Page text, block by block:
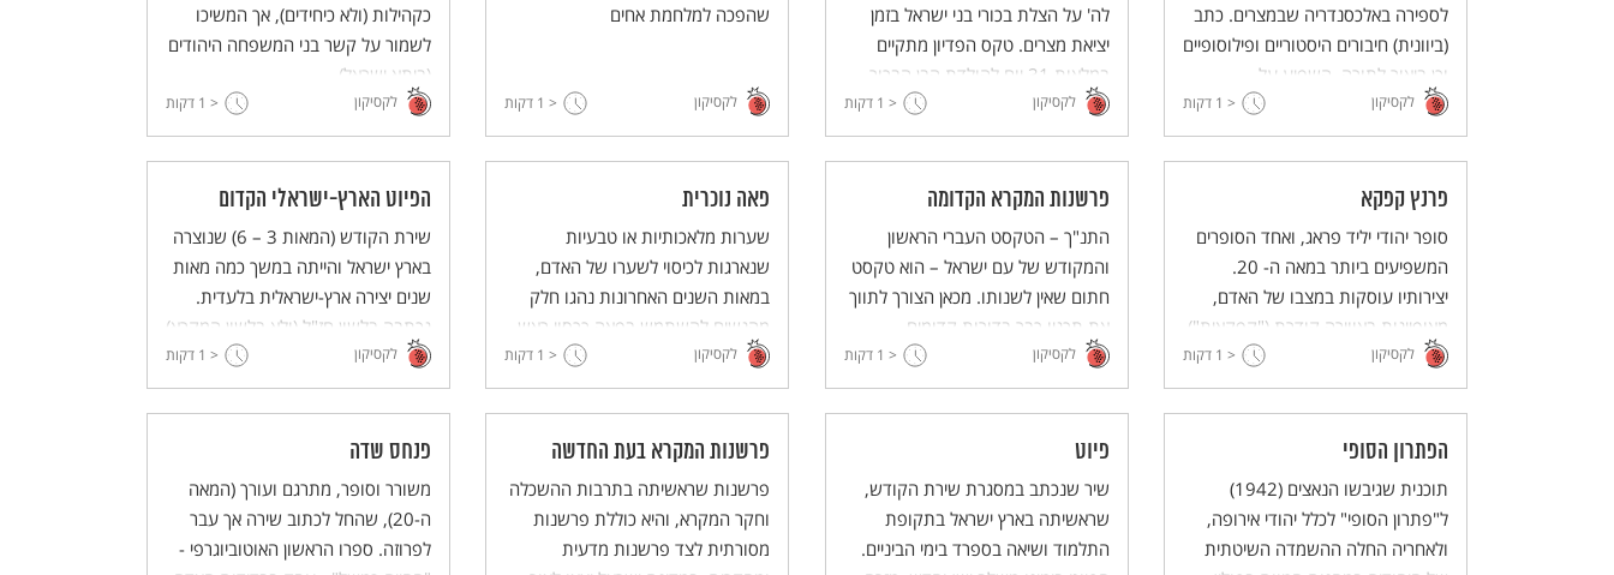
לספירה באלכסנדריה שבמצרים. כתב
(ביוונית) חיבורים היסטוריים ופילוסופיים
וכן ביאור לתורה. השפיע על
התפתחות הפילוסופיה והקבלה
היהודית בימי הביניים.
לקסיקון < 1 דקות
לה' על הצלת בכורי בני ישראל בזמן
יציאת מצרים. טקס הפדיון מתקיים
במלאות 31 יום להולדת הבן הבכור,
ובו פודים את הבן באמצעות תשלום
סמלי לכוהן.
לקסיקון < 1 דקות
שהפכה למלחמת אחים
לקסיקון < 1 דקות
כקהילות (ולא כיחידים), אך המשיכו
לשמור על קשר בני המשפחה היהודים
(ביתא ישראל).
לקסיקון < 1 דקות
פרנץ קפקא
סופר יהודי יליד פראג, ואחד הסופרים
המשפיעים ביותר במאה ה- 20.
יצירותיו עוסקות במצבו של האדם,
מאופיינות באווירה קודרת ("קפקאית")
ובתחושה של היעדר מוצא. מרביתן
נותרו לא גמורות, פורסמו לאחר מותו
ותורגמו לאינספור שפות.
לקסיקון < 1 דקות
פרשנות המקרא הקדומה
התנ"ך – הטקסט העברי הראשון
והמקודש של עם ישראל – הוא טקסט
חתום שאין לשנותו. מכאן הצורך לתווך
את תכניו כבר בדורות קדומים
באמצעות הפרשנות לסוגיה,
מפרשנות פנים-מקראית, דרך תרגומי
מקרא קדומים (עם ביאור) ועד פרשנות
חז"ל המדרשית.
לקסיקון < 1 דקות
פאה נוכרית
שערות מלאכותיות או טבעיות
שנארגות לכיסוי לשערו של האדם,
במאות השנים האחרונות נהגו חלק
מהנשים להשתמש בפאה ככסוי ראש.
לקסיקון < 1 דקות
הפיוט הארץ-ישראלי הקדום
שירת הקודש (המאות 3 – 6) שנוצרה
בארץ ישראל והייתה במשך כמה מאות
שנים יצירה ארץ-ישראלית בלעדית.
נכתבה בלשון חז"ל (ולא בלשון המקרא)
ושולבה בתפילה בבית הכנסת.
לקסיקון < 1 דקות
הפתרון הסופי
תוכנית שגיבשו הנאצים (1942)
ל"פתרון הסופי" לכלל יהודי אירופה,
ולאחריה החלה ההשמדה השיטתית
פיוט
שיר שנכתב במסגרת שירת הקודש,
שראשיתה בארץ ישראל בתקופת
התלמוד ושיאה בספרד בימי הביניים.
פרשנות המקרא בעת החדשה
פרשנות שראשיתה בתרבות ההשכלה
וחקר המקרא, והיא כוללת פרשנות
מסורתית לצד פרשנות מדעית
פנחס שדה
משורר וסופר, מתרגם ועורך (המאה
ה-20), שהחל לכתוב שירה אך עבר
לפרוזה. ספרו הראשון האוטוביוגרפי -